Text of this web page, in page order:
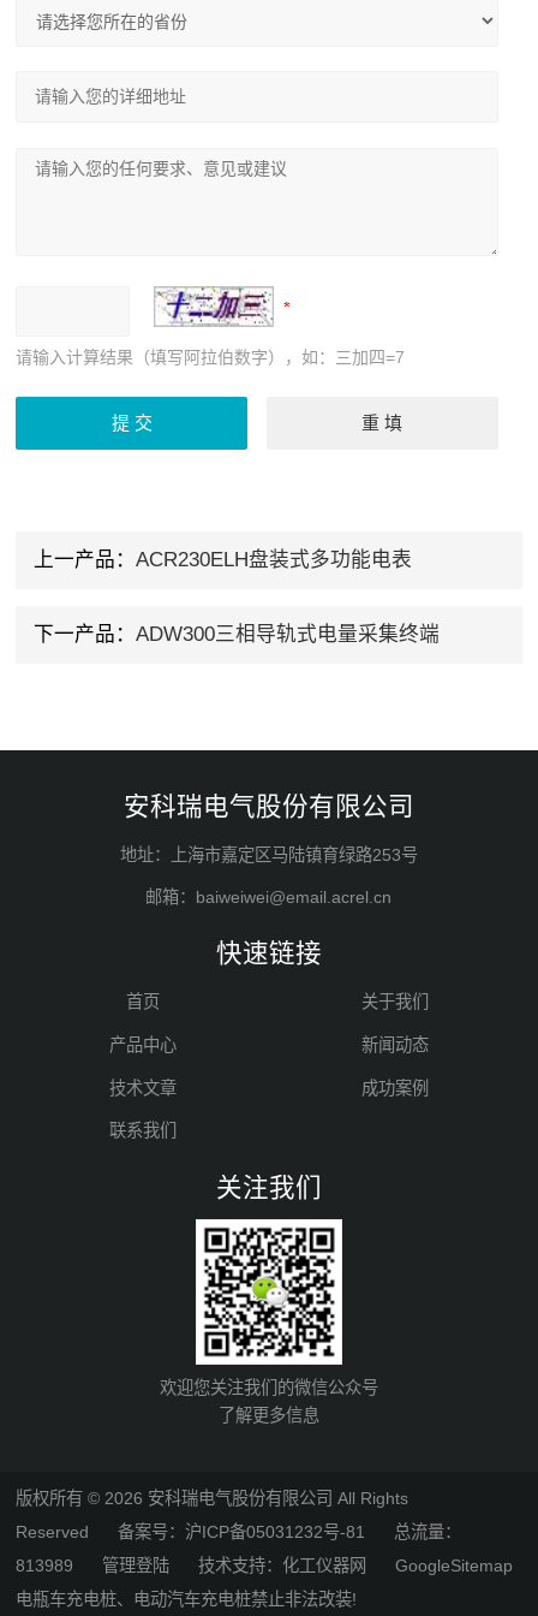
请输入计算结果（填写阿拉伯数字），如：三加四=7
上一产品： ACR230ELH盘装式多功能电表
下一产品： ADW300三相导轨式电量采集终端
安科瑞电气股份有限公司
地址：上海市嘉定区马陆镇育绿路253号
邮箱：baiweiwei@email.acrel.cn
快速链接
首页 关于我们
产品中心 新闻动态
技术文章 成功案例
联系我们
关注我们
欢迎您关注我们的微信公众号
了解更多信息
版权所有 © 2026 安科瑞电气股份有限公司 All Rights
Reserved备案号：沪ICP备05031232号-81
总流量：
813989 管理登陆 技术支持：化工仪器网
GoogleSitemap
电瓶车充电桩、电动汽车充电桩禁止非法改装!